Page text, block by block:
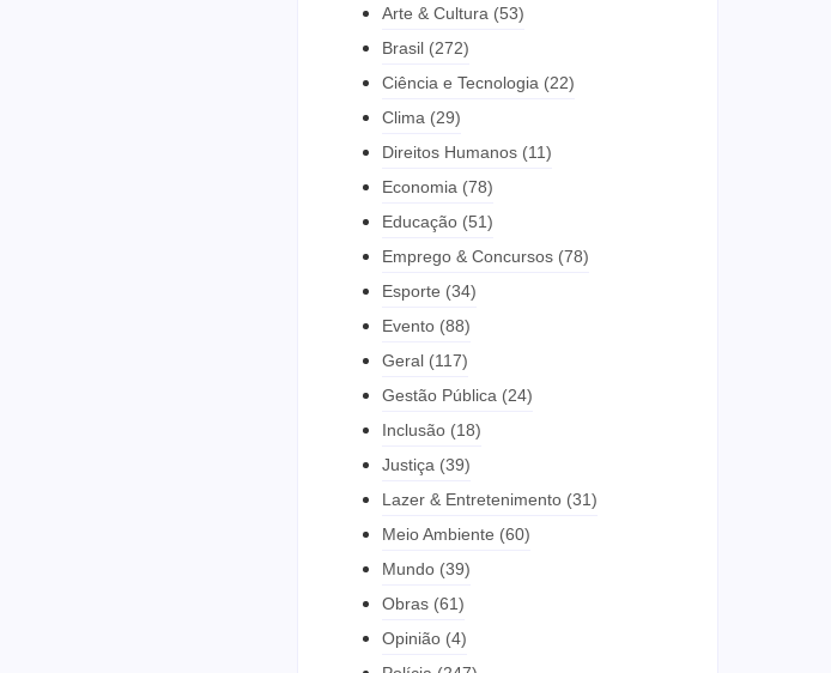
Arte & Cultura (53)
Brasil (272)
Ciência e Tecnologia (22)
Clima (29)
Direitos Humanos (11)
Economia (78)
Educação (51)
Emprego & Concursos (78)
Esporte (34)
Evento (88)
Geral (117)
Gestão Pública (24)
Inclusão (18)
Justiça (39)
Lazer & Entretenimento (31)
Meio Ambiente (60)
Mundo (39)
Obras (61)
Opinião (4)